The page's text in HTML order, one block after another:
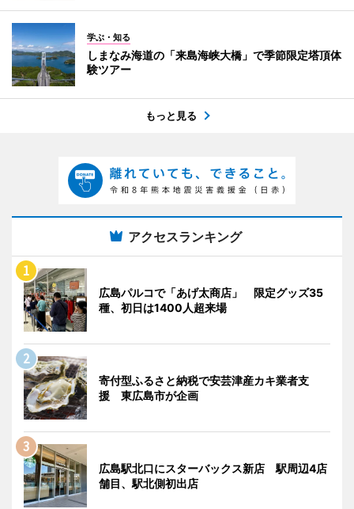
学ぶ・知る
しまなみ海道の「来島海峡大橋」で季節限定塔頂体
験ツアー
もっと見る
アクセスランキング
広島パルコで「あげ太商店」 限定グッズ35
種、初日は1400人超来場
寄付型ふるさと納税で安芸津産カキ業者支
援 東広島市が企画
広島駅北口にスターバックス新店 駅周辺4店
舗目、駅北側初出店